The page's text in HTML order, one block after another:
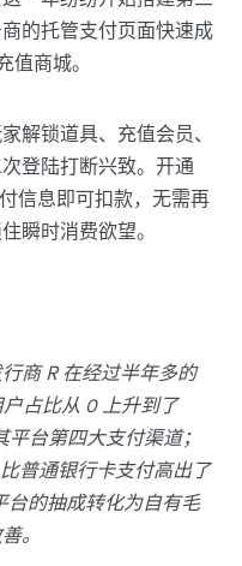
的托管支付页面快速成
商城。
解锁道具、充值会员、
登陆打断兴致。开通
信息即可扣款，无需再
瞬时消费欲望。
商 R 在经过半年多的
占比从 0 上升到了
平台第四大支付渠道；
普通银行卡支付高出了
台的抽成转化为自有毛
。